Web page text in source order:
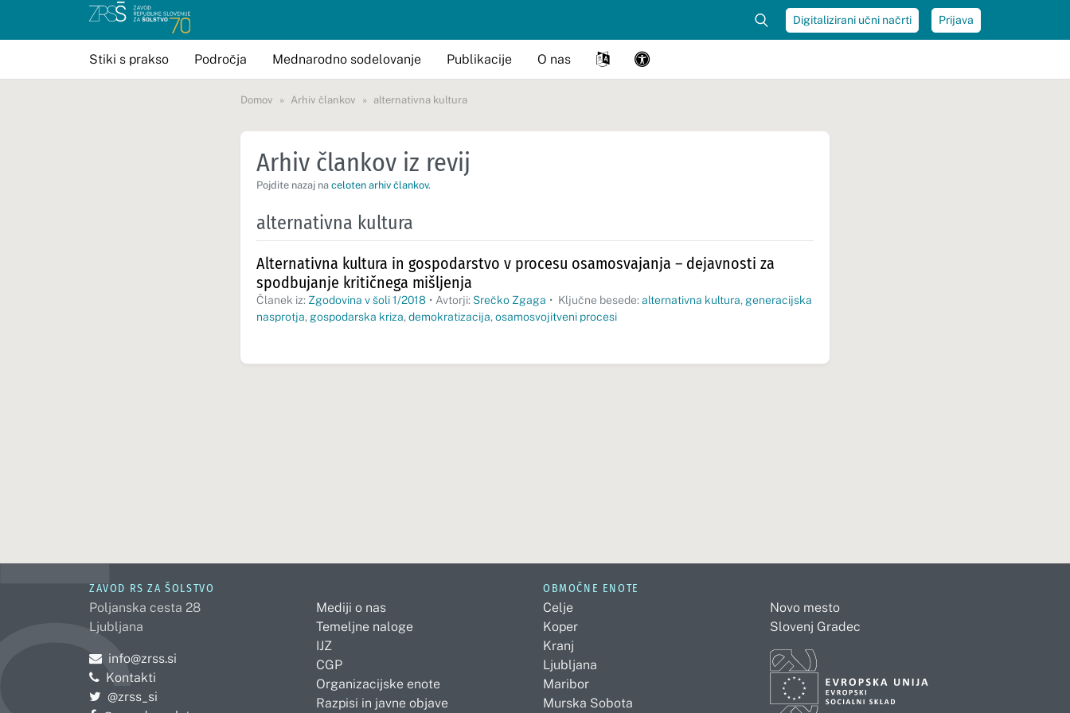
Digitalizirani učni načrti Prijava
Stiki s prakso Področja Mednarodno sodelovanje Publikacije O nas
Domov Arhiv člankov alternativna kultura
Arhiv člankov iz revij
Pojdite nazaj na celoten arhiv člankov.
alternativna kultura
Alternativna kultura in gospodarstvo v procesu osamosvajanja – dejavnosti za
spodbujanje kritičnega mišljenja
Članek iz: Zgodovina v šoli 1/2018 • Avtorji: Srečko Zgaga • Ključne besede: alternativna kultura, generacijska
nasprotja, gospodarska kriza, demokratizacija, osamosvojitveni procesi
ZAVOD RS ZA ŠOLSTVO
Poljanska cesta 28
Ljubljana
Pošljite e-mail na
info@zrss.si
Kontakti
Pojdite na Twitter:
@zrss_si
Mediji o nas
Temeljne naloge
IJZ
CGP
Organizacijske enote
Razpisi in javne objave
OBMOČNE ENOTE
Celje
Koper
Kranj
Ljubljana
Maribor
Murska Sobota
Novo mesto
Slovenj Gradec